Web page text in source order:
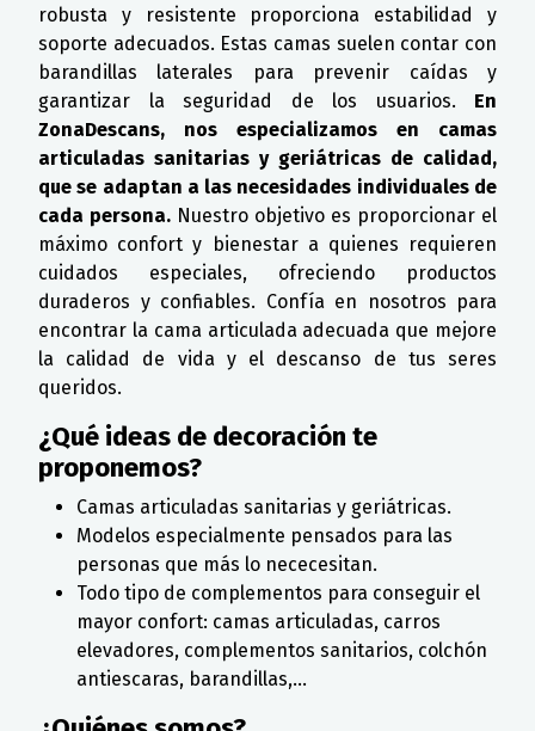
robusta y resistente proporciona estabilidad y
soporte adecuados. Estas camas suelen contar con
barandillas laterales para prevenir caídas y
garantizar la seguridad de los usuarios. En
ZonaDescans, nos especializamos en camas
articuladas sanitarias y geriátricas de calidad,
que se adaptan a las necesidades individuales de
cada persona. Nuestro objetivo es proporcionar el
máximo confort y bienestar a quienes requieren
cuidados especiales, ofreciendo productos
duraderos y confiables. Confía en nosotros para
encontrar la cama articulada adecuada que mejore
la calidad de vida y el descanso de tus seres
queridos.
¿Qué ideas de decoración te
proponemos?
Camas articuladas sanitarias y geriátricas.
Modelos especialmente pensados para las
personas que más lo nececesitan.
Todo tipo de complementos para conseguir el
mayor confort: camas articuladas, carros
elevadores, complementos sanitarios, colchón
antiescaras, barandillas,...